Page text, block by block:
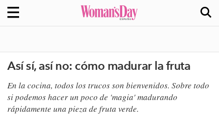
Así sí, así no: cómo madurar la fruta
En la cocina, todos los trucos son bienvenidos. Sobre todo
si podemos hacer un poco de 'magia' madurando
rápidamente una pieza de fruta verde.